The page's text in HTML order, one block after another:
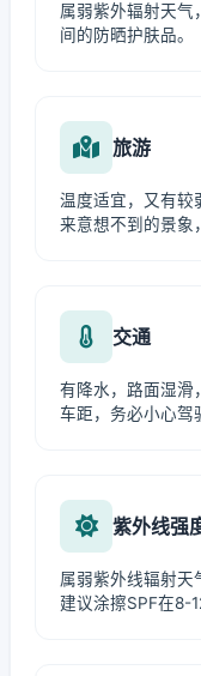
属弱紫外辐射天气
间的防晒护肤品。
旅游
温度适宜，又有较
来意想不到的景象
交通
有降水，路面湿滑
车距，务必小心驾
紫外线强
属弱紫外线辐射天
建议涂擦SPF在8-